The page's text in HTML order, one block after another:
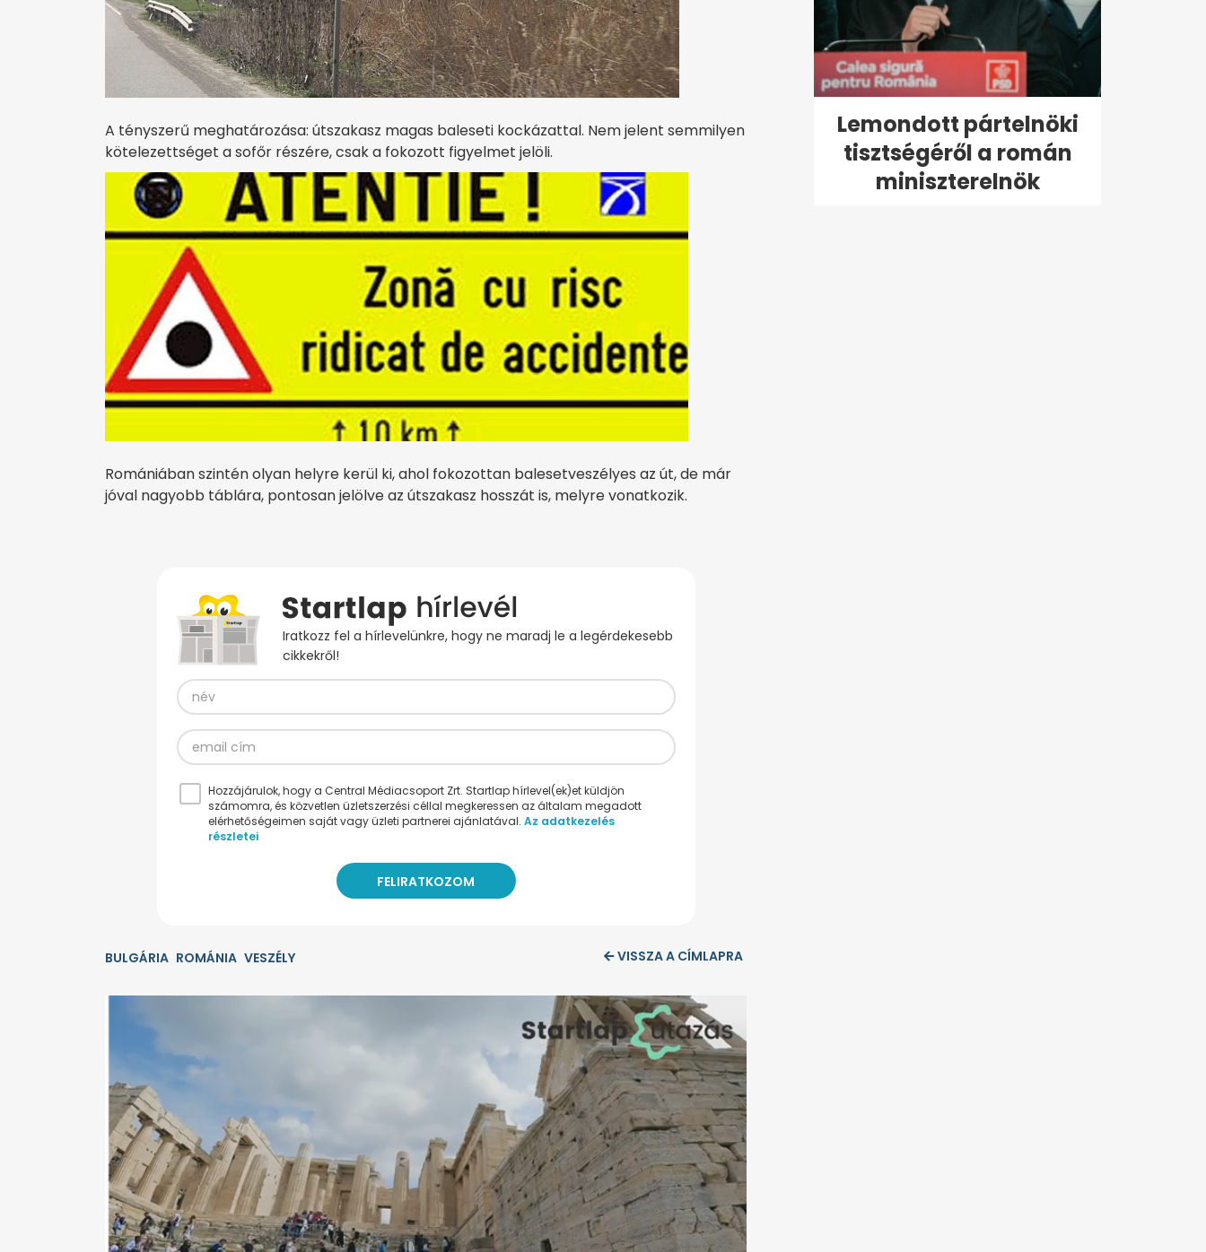
A tényszerű meghatározása: útszakasz magas baleseti kockázattal. Nem jelent semmilyen
kötelezettséget a sofőr részére, csak a fokozott figyelmet jelöli.
Romániában szintén olyan helyre kerül ki, ahol fokozottan balesetveszélyes az út, de már
jóval nagyobb táblára, pontosan jelölve az útszakasz hosszát is, melyre vonatkozik.
Iratkozz fel a hírlevelünkre, hogy ne maradj le a legérdekesebb
cikkekről!
Hozzájárulok, hogy a Central Médiacsoport Zrt. Startlap hírlevel(ek)et küldjön
számomra, és közvetlen üzletszerzési céllal megkeressen az általam megadott
elérhetőségeimen saját vagy üzleti partnerei ajánlatával. Az adatkezelés
részletei
BULGÁRIA ROMÁNIA VESZÉLY VISSZA A CÍMLAPRA
Lemondott pártelnöki
tisztségéről a román
miniszterelnök